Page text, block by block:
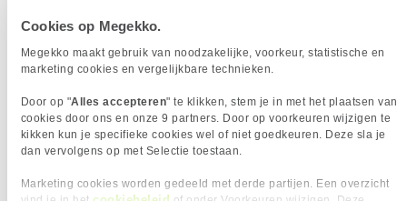
Cookies op Megekko.
Megekko maakt gebruik van noodzakelijke, voorkeur, statistische en
marketing cookies en vergelijkbare technieken.
Door op "Alles accepteren" te klikken, stem je in met het plaatsen van
cookies door ons en onze 9 partners. Door op voorkeuren wijzigen te
kikken kun je specifieke cookies wel of niet goedkeuren. Deze sla je
dan vervolgens op met Selectie toestaan.
Marketing cookies worden gedeeld met derde partijen. Een overzicht
Vergelijk product Meer productinformatie
StarTech.com HDMI naar DisplayPort
converter HDMI naar DP adapter met USB
Power 4K
64,95